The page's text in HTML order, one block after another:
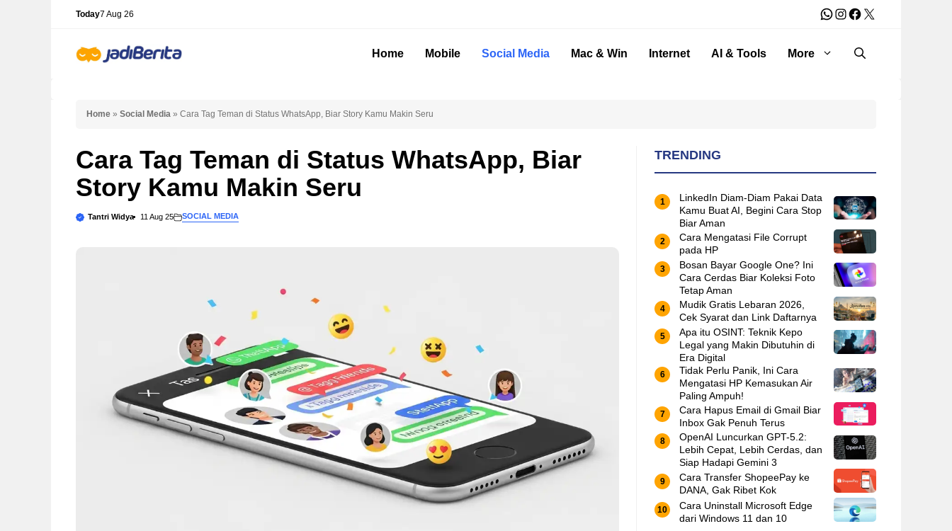
Today7 Aug 26 WhatsApp
Instagram
Facebook
X
Home Mobile Social Media Mac & Win Internet AI & Tools More
Home » Social Media » Cara Tag Teman di Status WhatsApp, Biar Story Kamu Makin Seru
Cara Tag Teman di Status WhatsApp, Biar
Story Kamu Makin Seru
Tantri Widya 11 Aug 25 SOCIAL MEDIA
TRENDING
LinkedIn Diam-Diam Pakai Data
Kamu Buat AI, Begini Cara Stop
Biar Aman
Cara Mengatasi File Corrupt
pada HP
Bosan Bayar Google One? Ini
Cara Cerdas Biar Koleksi Foto
Tetap Aman
Mudik Gratis Lebaran 2026,
Cek Syarat dan Link Daftarnya
Apa itu OSINT: Teknik Kepo
Legal yang Makin Dibutuhin di
Era Digital
Tidak Perlu Panik, Ini Cara
Mengatasi HP Kemasukan Air
Paling Ampuh!
Cara Hapus Email di Gmail Biar
Inbox Gak Penuh Terus
OpenAI Luncurkan GPT-5.2:
Lebih Cepat, Lebih Cerdas, dan
Siap Hadapi Gemini 3
Cara Transfer ShopeePay ke
DANA, Gak Ribet Kok
Cara Uninstall Microsoft Edge
dari Windows 11 dan 10